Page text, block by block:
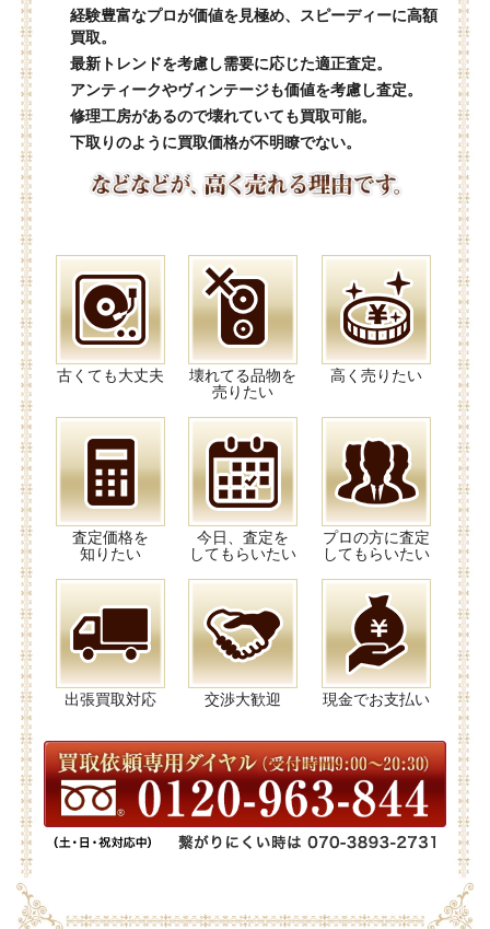
経験豊富なプロが価値を見極め、スピーディーに高額
買取。
最新トレンドを考慮し需要に応じた適正査定。
アンティークやヴィンテージも価値を考慮し査定。
修理工房があるので壊れていても買取可能。
下取りのように買取価格が不明瞭でない。
古くても大丈夫
壊れてる品物を
売りたい
高く売りたい
査定価格を
知りたい
今日、査定を
してもらいたい
プロの方に査定
してもらいたい
出張買取対応 交渉大歓迎 現金でお支払い